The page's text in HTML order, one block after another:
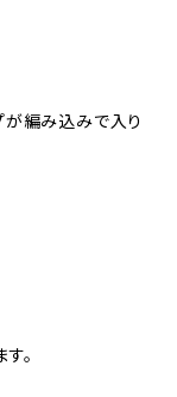
が編み込みで入り
。